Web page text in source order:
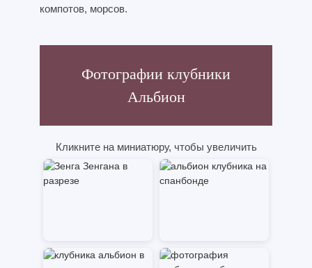
компотов, морсов.
Фотографии клубники
Альбион
Кликните на миниатюру, чтобы увеличить